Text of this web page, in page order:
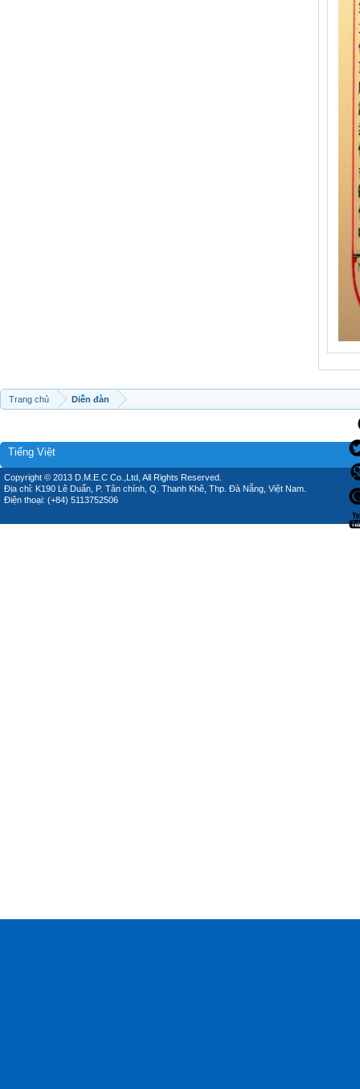
Trang chủ Diễn đàn
Tiếng Việt
Copyright © 2013 D.M.E.C Co.,Ltd, All Rights Reserved.
Địa chỉ: K190 Lê Duẩn, P. Tân chính, Q. Thanh Khê, Thp. Đà Nẵng, Việt Nam.
Điện thoại: (+84) 5113752506